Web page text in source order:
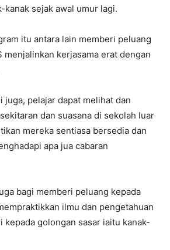
kanak sejak awal umur lagi.
itu antara lain memberi peluang
menjalinkan kerjasama erat dengan
juga, pelajar dapat melihat dan
dan suasana di sekolah luar
mereka sentiasa bersedia dan
apa jua cabaran
bagi memberi peluang kepada
ilmu dan pengetahuan
kepada golongan sasar iaitu kanak-